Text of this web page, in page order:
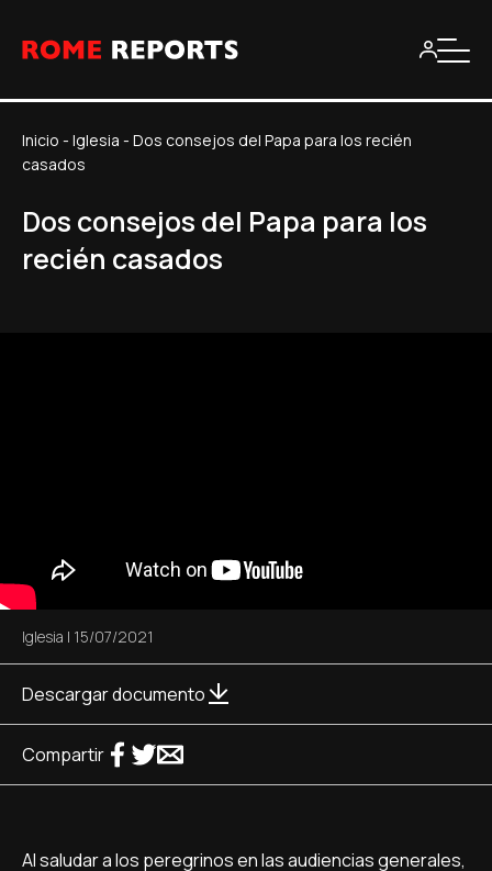
Inicio - Iglesia - Dos consejos del Papa para los recién
casados
Dos consejos del Papa para los
recién casados
Iglesia | 15/07/2021
Descargar documento
Compartir
Al saludar a los peregrinos en las audiencias generales,